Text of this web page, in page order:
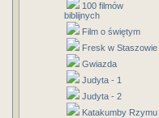
100 filmów
biblijnych
Film o świętym
Fresk w Staszowie
Gwiazda
Judyta - 1
Judyta - 2
Katakumby Rzymu